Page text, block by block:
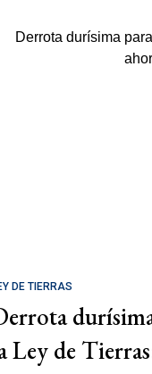
DE TIERRAS
Ley de